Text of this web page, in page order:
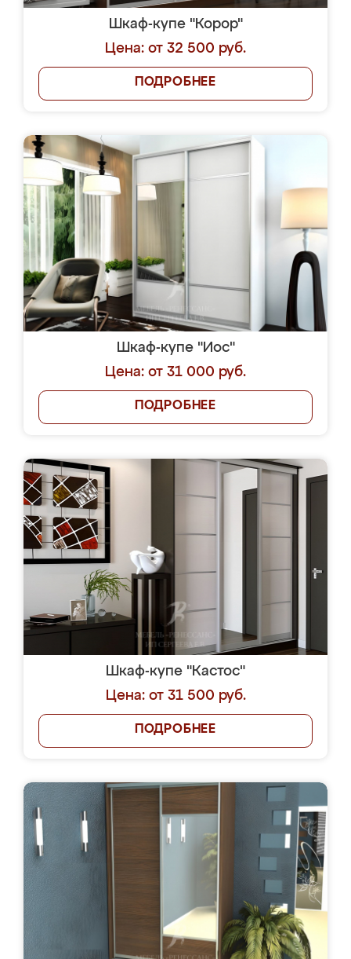
Шкаф-купе "Корор"
Цена: от 32 500 руб.
ПОДРОБНЕЕ
Шкаф-купе "Иос"
Цена: от 31 000 руб.
ПОДРОБНЕЕ
Шкаф-купе "Кастос"
Цена: от 31 500 руб.
ПОДРОБНЕЕ